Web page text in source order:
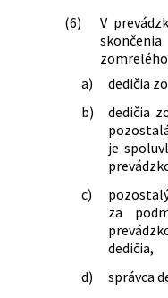
(6)
V
a)
dedičia
b)
dedičia
je
c)
za
dedičia,
d)
správca